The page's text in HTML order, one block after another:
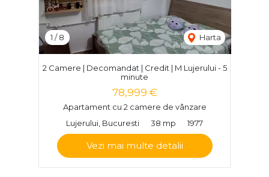
1 /8 Harta
2 Camere | Decomandat | Credit | M Lujerului - 5
minute
78,999 €
Apartament cu 2 camere de vânzare
Lujerului, Bucuresti
38 mp 1977
Vezi mai multe detalii